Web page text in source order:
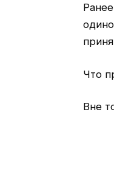
Что
Вне